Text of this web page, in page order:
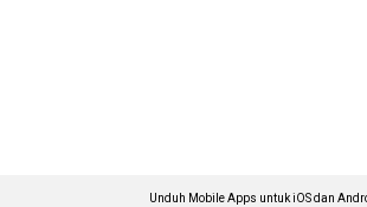
Unduh Mobile Apps untuk iOS dan